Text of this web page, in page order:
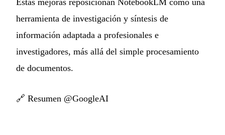
Estas mejoras reposicionan NotebookLM como una
herramienta de investigación y síntesis de
información adaptada a profesionales e
investigadores, más allá del simple procesamiento
de documentos.
🔗 Resumen @GoogleAI